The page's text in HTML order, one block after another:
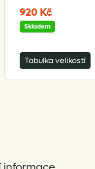
920 Kč
Skladem
Tabulka velikostí